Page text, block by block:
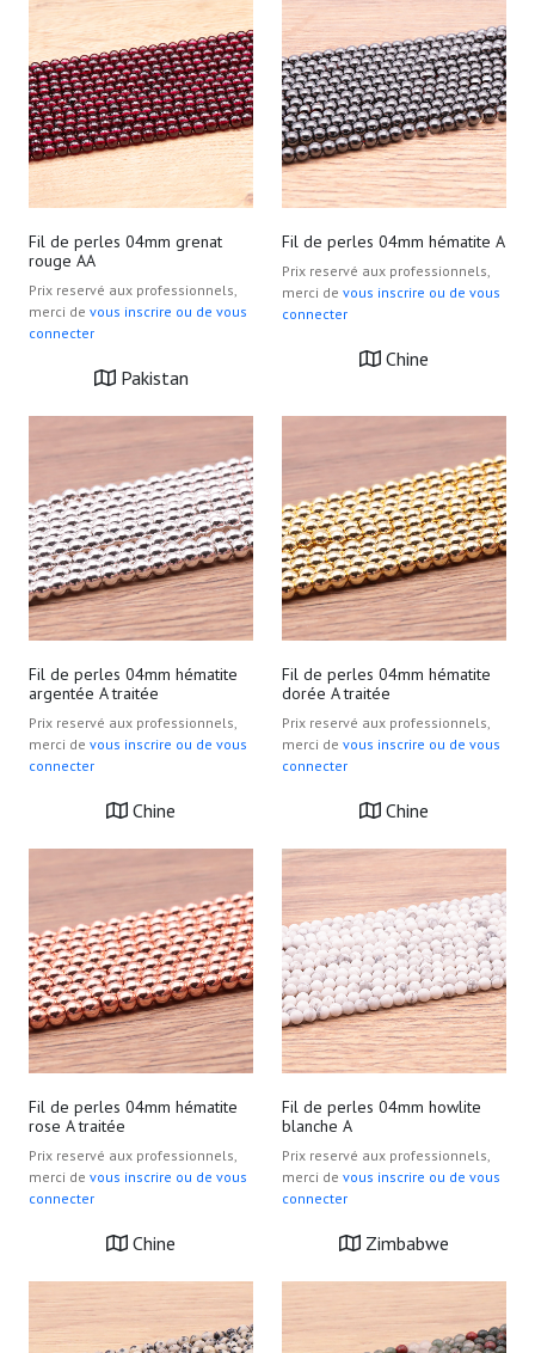
Fil de perles 04mm grenat
rouge AA
Prix reservé aux professionnels,
merci de vous inscrire ou de vous
connecter
Pakistan
Fil de perles 04mm hématite A
Prix reservé aux professionnels,
merci de vous inscrire ou de vous
connecter
Chine
Fil de perles 04mm hématite
argentée A traitée
Prix reservé aux professionnels,
merci de vous inscrire ou de vous
connecter
Chine
Fil de perles 04mm hématite
dorée A traitée
Prix reservé aux professionnels,
merci de vous inscrire ou de vous
connecter
Chine
Fil de perles 04mm hématite
rose A traitée
Prix reservé aux professionnels,
merci de vous inscrire ou de vous
connecter
Chine
Fil de perles 04mm howlite
blanche A
Prix reservé aux professionnels,
merci de vous inscrire ou de vous
connecter
Zimbabwe